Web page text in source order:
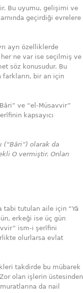
Bu uyumu, gelişimi ve
geçirdiği evrelere
ayrı özelliklerde
ne var ise seçilmiş ve
söz konusudur. Bu
bir an için
ve “el-Müsavvir”
kapsayıcı
(“Bâri”) olarak da
O vermiştir. Onları
tabi tutulan aile için “Yâ
erkeği ise üç gün
ism-i şerîfini
olurlarsa evlat
takdirde bu mübarek
olan işlerin üstesinden
da nail